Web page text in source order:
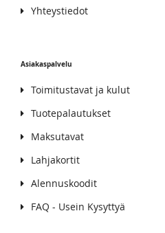
Yhteystiedot
Asiakaspalvelu
Toimitustavat ja kulut
Tuotepalautukset
Maksutavat
Lahjakortit
Alennuskoodit
FAQ - Usein Kysyttyä